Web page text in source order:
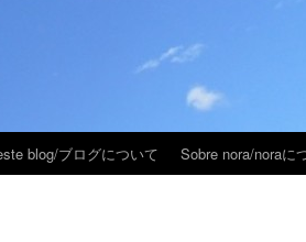
blog/ブログについて Sobre nora/noraに